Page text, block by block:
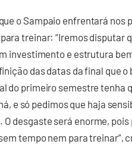
o Sampaio enfrentará nos
treinar: “Iremos disputar
investimento e estrutura
das datas da final que o
do primeiro semestre tenha
e só pedimos que haja
desgaste será enorme,
tempo nem para treinar”,